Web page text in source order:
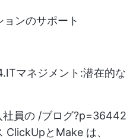
ンのサポート
ITマネジメント :潜在的な
員の /ブログ?p=36442
ClickUpとMake は、